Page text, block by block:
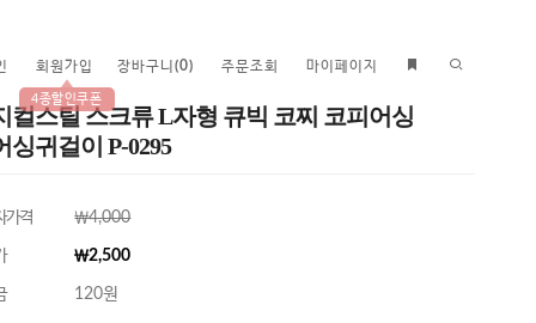
회원가입
4종할인쿠폰
장바구니 (0) 주문조회 마이페이지
컬스틸 스크류 L자형 큐빅 코찌 코피어싱
싱귀걸이 P-0295
가격 ￦4,000
￦2,500
120원